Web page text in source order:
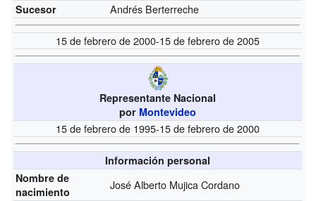
Sucesor Andrés Berterreche
15 de febrero de 2000-15 de febrero de 2005
Representante Nacional
por Montevideo
15 de febrero de 1995-15 de febrero de 2000
Información personal
Nombre de
nacimiento
José Alberto Mujica Cordano